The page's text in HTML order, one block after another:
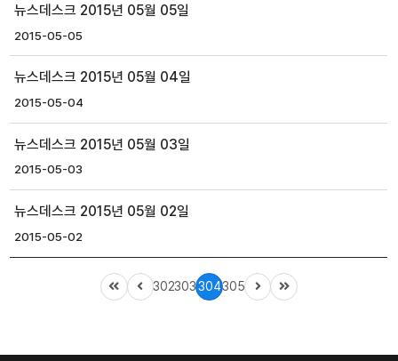
뉴스데스크 2015년 05월 05일
2015-05-05
뉴스데스크 2015년 05월 04일
2015-05-04
뉴스데스크 2015년 05월 03일
2015-05-03
뉴스데스크 2015년 05월 02일
2015-05-02
302303304305